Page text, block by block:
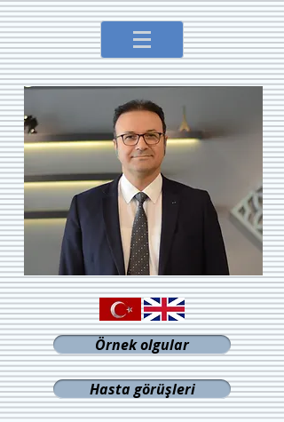
Örnek olgular
Hasta görüşleri